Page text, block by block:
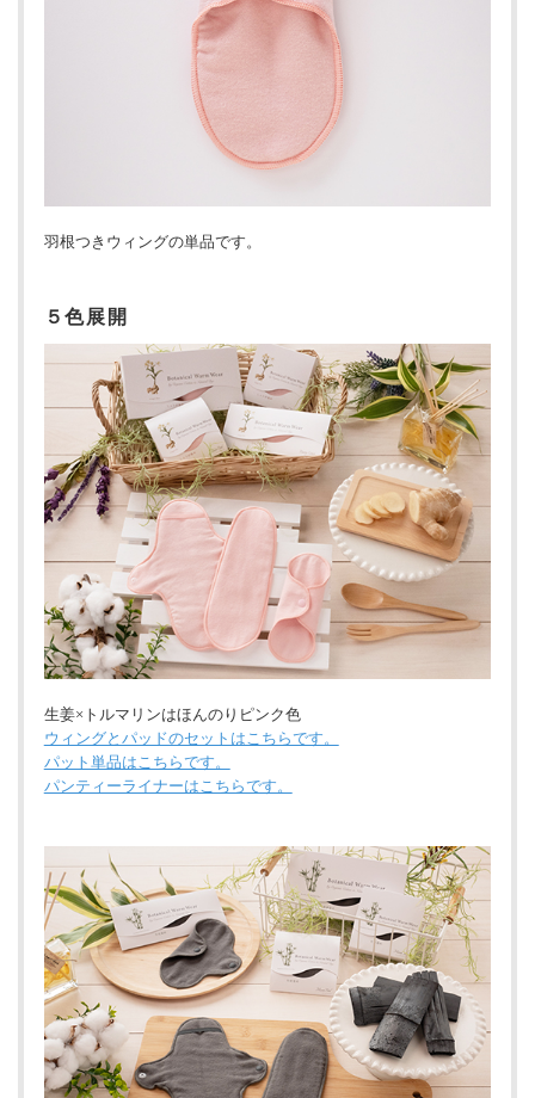
羽根つきウィングの単品です。
５色展開
生姜×トルマリンはほんのりピンク色
ウィングとパッドのセットはこちらです。
パット単品はこちらです。
パンティーライナーはこちらです。